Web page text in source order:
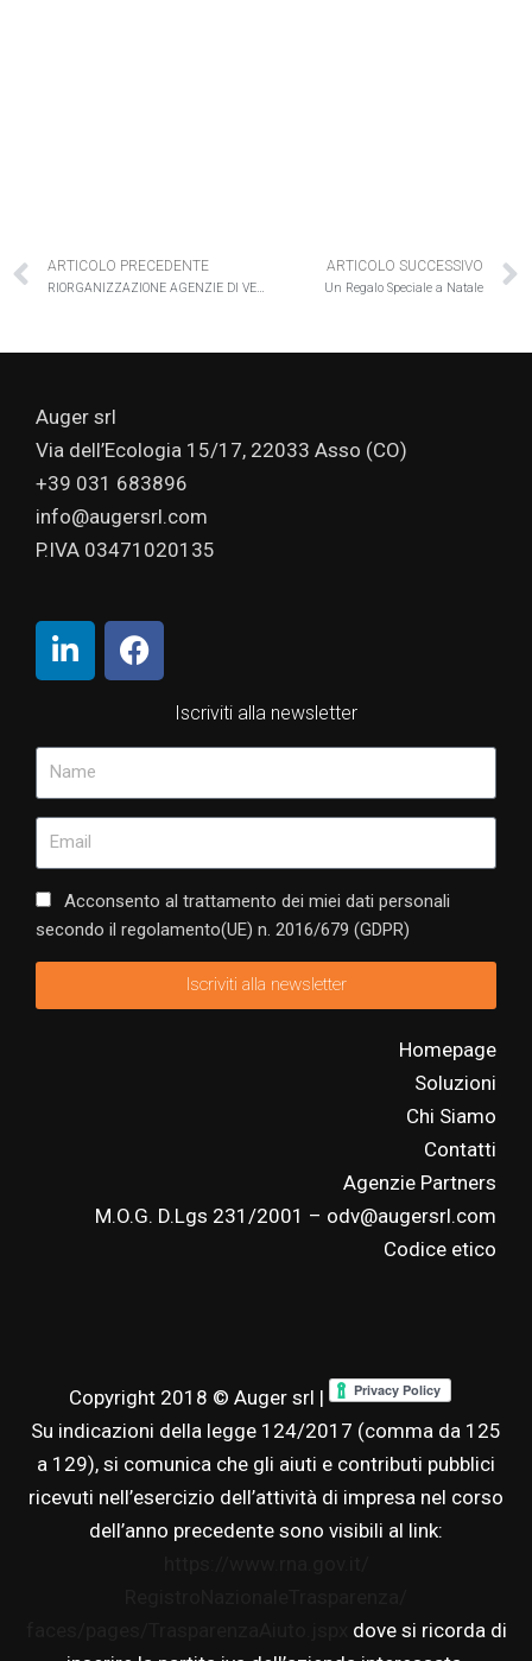
ARTICOLO PRECEDENTE
RIORGANIZZAZIONE AGENZIE DI VENDITA 3 NUOVI PARTNER PER AUGER E PRIVIUS
ARTICOLO SUCCESSIVO
Un Regalo Speciale a Natale
Auger srl
Via dell’Ecologia 15/17, 22033 Asso (CO)
+39 031 683896
info@augersrl.com
P.IVA 03471020135
Iscriviti alla newsletter
Acconsento al trattamento dei miei dati personali
secondo il regolamento(UE) n. 2016/679 (GDPR)
Iscriviti alla newsletter
Homepage
Soluzioni
Chi Siamo
Contatti
Agenzie Partners
M.O.G. D.Lgs 231/2001 – odv@augersrl.com
Codice etico
Copyright 2018 © Auger srl |
Su indicazioni della legge 124/2017 (comma da 125
a 129), si comunica che gli aiuti e contributi pubblici
ricevuti nell’esercizio dell’attività di impresa nel corso
dell’anno precedente sono visibili al link:
dove si ricorda di